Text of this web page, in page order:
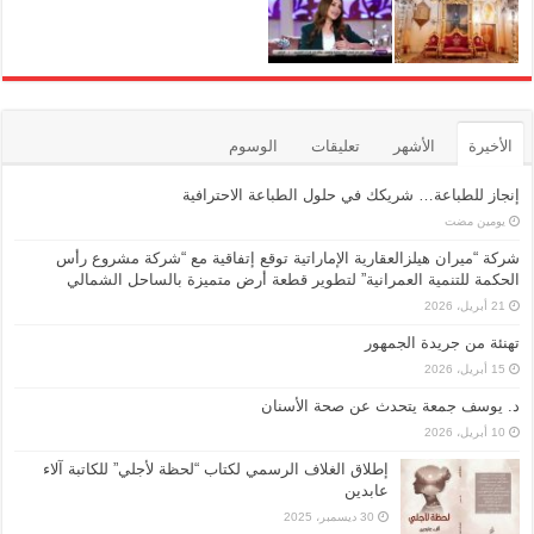
الأخيرة الأشهر تعليقات الوسوم
إنجاز للطباعة… شريكك في حلول الطباعة الاحترافية
‏يومين مضت
شركة “ميران هيلزالعقارية الإماراتية توقع إتفاقية مع “شركة مشروع رأس
الحكمة للتنمية العمرانية” لتطوير قطعة أرض متميزة بالساحل الشمالي
21 أبريل، 2026
تهنئة من جريدة الجمهور
15 أبريل، 2026
د. يوسف جمعة يتحدث عن صحة الأسنان
10 أبريل، 2026
إطلاق الغلاف الرسمي لكتاب “لحظة لأجلي” للكاتبة آلاء
عابدين
30 ديسمبر، 2025